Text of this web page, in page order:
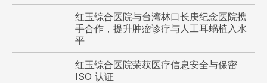
红玉综合医院与台湾林口长庚纪念医院携
手合作，提升肿瘤诊疗与人工耳蜗植入水
平
红玉综合医院荣获医疗信息安全与保密
ISO 认证